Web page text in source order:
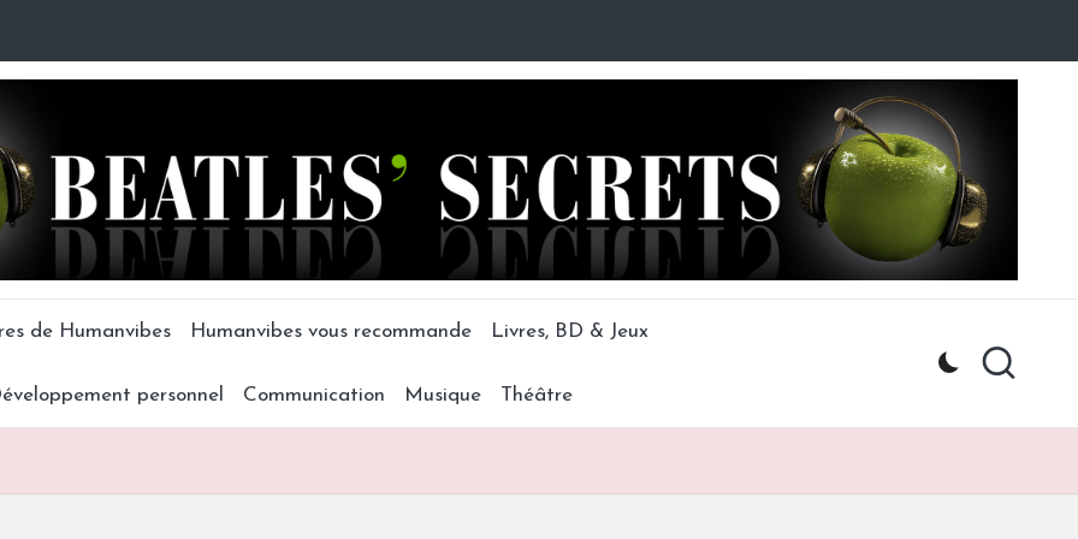
de Humanvibes Humanvibes vous recommande Livres, BD & Jeux
personnel Communication Musique Théâtre